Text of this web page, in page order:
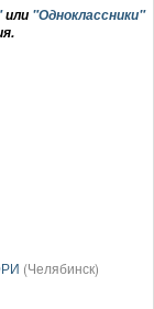
или "Одноклассники"
(Челябинск)